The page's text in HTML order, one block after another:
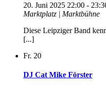
20. Juni 2025 22:00 -
Marktplatz | Marktbühne
Diese Leipziger Band
[...]
Fr. 20
DJ Cat Mike Förster